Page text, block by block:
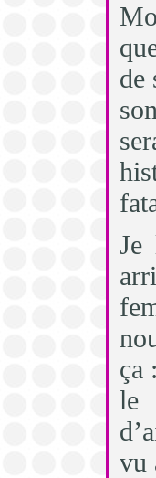
de
Je
ça
le
vu